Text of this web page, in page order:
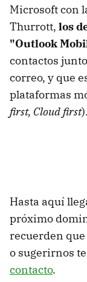
Microsoft con
Thurrott, los
"Outlook
contactos
correo, y que
plataformas
first, Cloud first).
Hasta aquí
próximo
recuerden
o sugerirnos
contacto.